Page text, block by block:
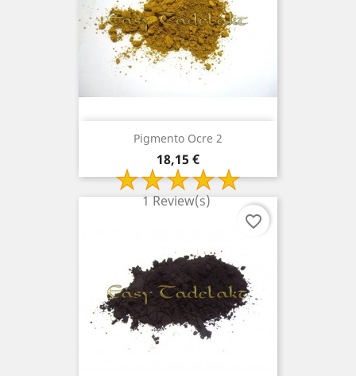
Pigmento Ocre 2
Precio
18,15 €
1 Review(s)
favorite_border